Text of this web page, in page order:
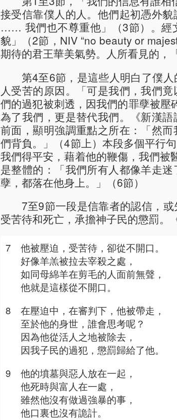
接受信靠僕人的人。他們起初憑外
…… 我們也不尊重他」（3節）。
貌」（2節，NIV “no beauty or
期待的君王華美氣勢。人所看見的，
第4至6節，是這些人明白了僕
人受苦的原因。「可是我們，我們
們的過犯被刺透，因我們的罪孽被
為了我們，更是替代我們。《新漢
前面，顯明強調重點之所在：「然
們背負。」（4節上）本段多個平行
我們得平安，藉着他的鞭傷，我們
是整體的：「我們所有人都像羊走
孽，都落在他身上。」（6節）
7至9節一段是信靠者的認信，
受苦待和死亡，承擔神子民的懲罰。
7
他被壓迫，受苦待，卻從不開口。
好像羊羔被拉去宰殺之處，
如同母綿羊在剪毛的人面前無聲，
他就是這樣從不開口。
8
在壓迫中，在審判下，他被帶走，
至於他的身世，誰會思考呢？
因為他從活人之地被除去，
因我子民的過犯，懲罰歸給了他。
9
他的墳墓與惡人放在一起，
他死時與富人在一處，
雖然他沒有做過強暴的事，
他口裏也沒有詭計。